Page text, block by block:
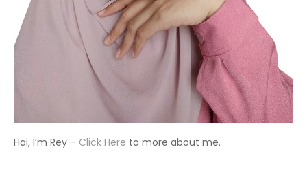
Hai, I’m Rey – Click Here to more about me.